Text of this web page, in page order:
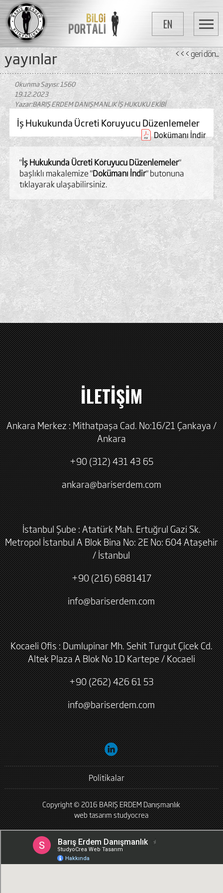
EN
yayinlar <<< geri dön...
Okunma Sayısı: 1560
19.12.2023
Yazar:BARIŞ ERDEM DANIŞMANLIK İŞ HUKUKU EKİBİ
İş Hukukunda Ücreti Koruyucu Düzenlemeler
Dokümanı İndir
"İş Hukukunda Ücreti Koruyucu Düzenlemeler"
başlıklı makalemize "Dokümanı İndir" butonuna
tıklayarak ulaşabilirsiniz.
İLETİŞİM
Ankara Merkez : Mithatpaşa Cad. No:16/21 Çankaya /
Ankara
+90 (312) 431 43 65
ankara@bariserdem.com
İstanbul Şube : Atatürk Mah. Ertuğrul Gazi Sk.
Metropol İstanbul A Blok Bina No: 2E No: 604 Ataşehir
/ İstanbul
+90 (216) 6881417
info@bariserdem.com
Kocaeli Ofis : Dumlupinar Mh. Sehit Turgut Çicek Cd.
Altek Plaza A Blok No 1D Kartepe / Kocaeli
+90 (262) 426 61 53
info@bariserdem.com
Politikalar
Copyright © 2016 BARIŞ ERDEM Danışmanlık
web tasarımstudyocrea